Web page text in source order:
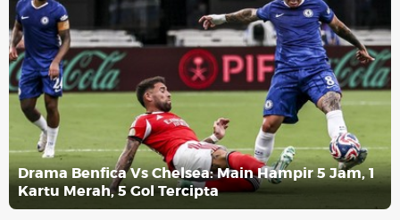
Drama Benfica Vs Chelsea: Main Hampir 5 Jam, 1
Kartu Merah, 5 Gol Tercipta